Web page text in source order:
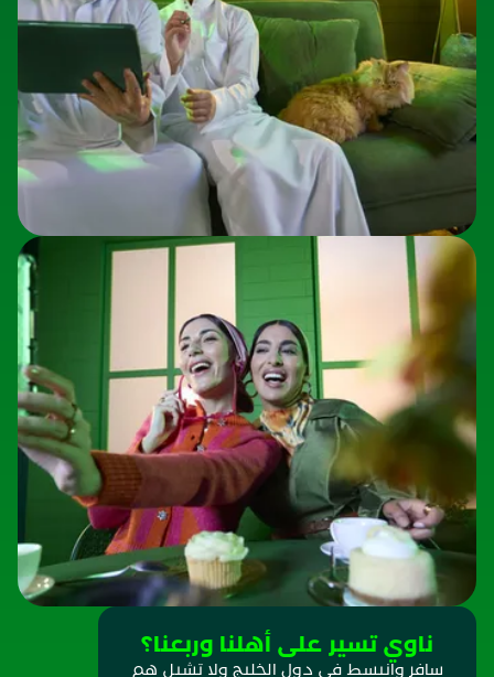
ناوي تسير على أهلنا وربعنا؟
سافر وانبسط في دول الخليج ولا تشيل هم